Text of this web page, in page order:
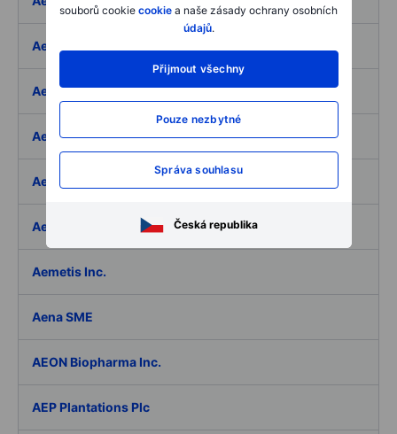
souborů cookie cookie a naše zásady ochrany osobních
údajů.
Přijmout všechny
Pouze nezbytné
Správa souhlasu
Česká republika
Aeffe
Aegon Ltd
Aegon Ltd. - ADR
Aehr Test Systems
Aeluma Inc.
Aemetis Inc.
Aena SME
AEON Biopharma Inc.
AEP Plantations Plc